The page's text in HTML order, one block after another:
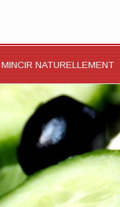
MINCIR NATURELLEMENT